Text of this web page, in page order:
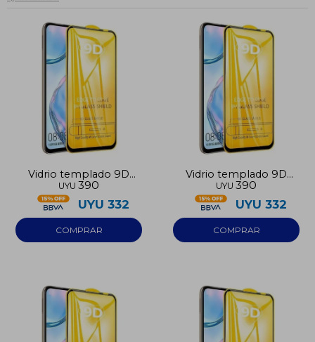
Vidrio templado 9D
Iphone 12
UYU 390
UYU 332
Vidrio templado 9D
Iphone 13
UYU 390
UYU 332